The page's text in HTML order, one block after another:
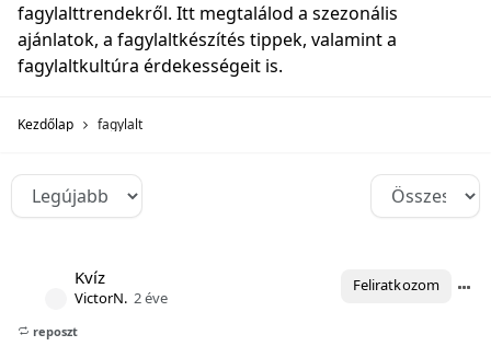
fagylalttrendekről. Itt megtalálod a szezonális
ajánlatok, a fagylaltkészítés tippek, valamint a
fagylaltkultúra érdekességeit is.
Kezdőlap fagylalt
Kvíz
VictorN. 2 éve
Feliratkozom
reposzt